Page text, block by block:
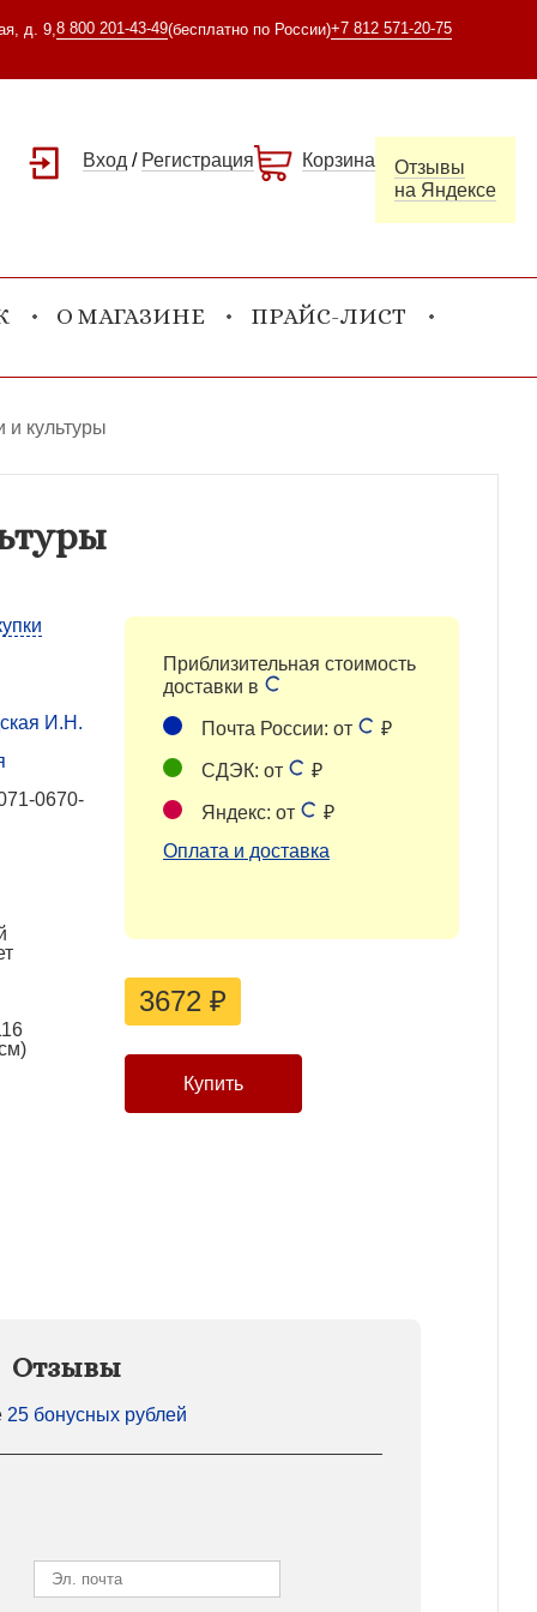
д. 9, 8 800 201-43-49(бесплатно по России)+7 812 571-20-75
Вход / Регистрация Корзина
Отзывы
на Яндексе
О МАГАЗИНЕ ПРАЙС-ЛИСТ
культуры
И.Н.
0670-
Приблизительная стоимость
доставки в
Почта России: от ₽
СДЭК: от ₽
Яндекс: от
₽
Оплата и доставка
3672 ₽
Отзывы
25 бонусных рублей